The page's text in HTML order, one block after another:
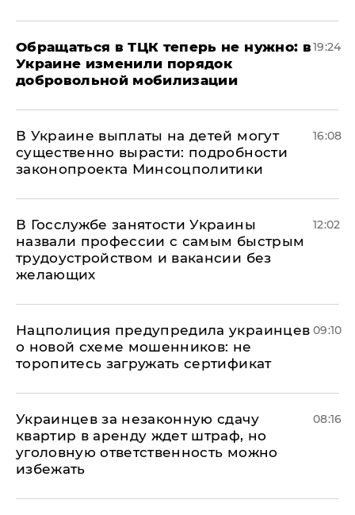
Обращаться в ТЦК теперь не нужно: в
Украине изменили порядок
добровольной мобилизации
19:24
В Украине выплаты на детей могут
существенно вырасти: подробности
законопроекта Минсоцполитики
16:08
В Госслужбе занятости Украины
назвали профессии с самым быстрым
трудоустройством и вакансии без
желающих
12:02
Нацполиция предупредила украинцев
о новой схеме мошенников: не
торопитесь загружать сертификат
09:10
Украинцев за незаконную сдачу
квартир в аренду ждет штраф, но
уголовную ответственность можно
избежать
08:16